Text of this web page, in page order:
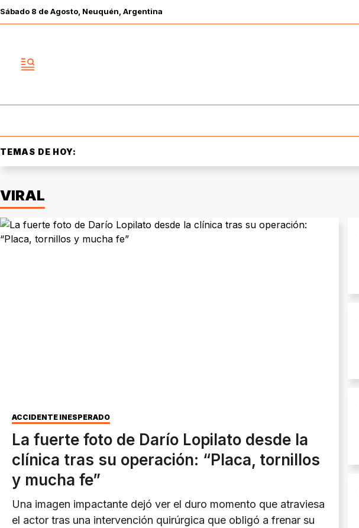
Sábado 8 deAgosto , Neuquén, Argentina
TEMAS DE HOY:
VIRAL
ACCIDENTE INESPERADO
La fuerte foto de Darío Lopilato desde la
clínica tras su operación: “Placa, tornillos
y mucha fe”
Una imagen impactante dejó ver el duro momento que atraviesa
el actor tras una intervención quirúrgica que obligó a frenar su